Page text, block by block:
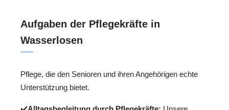
Aufgaben der Pflegekräfte in
Wasserlosen
Pflege, die den Senioren und ihren Angehörigen echte
Unterstützung bietet.